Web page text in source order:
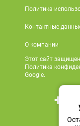
Политика
Контактные
О компании
Этот сайт
Политика
Google.
+7